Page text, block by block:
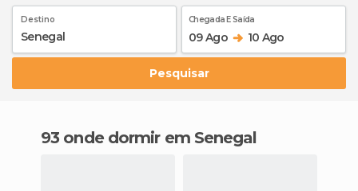
Destino Chegada E Saída
09 Ago 10 Ago
Pesquisar
93 onde dormir em Senegal